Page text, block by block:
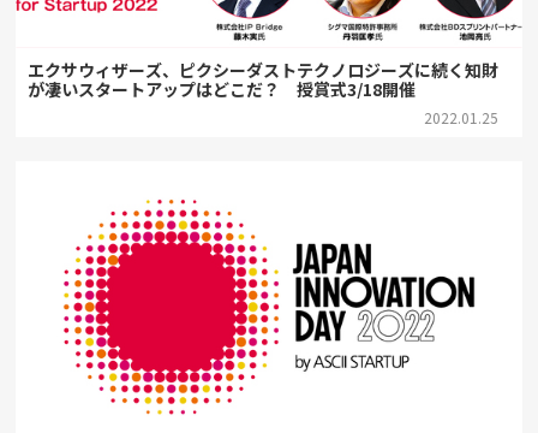
エクサウィザーズ、ピクシーダストテクノロジーズに続く知財
が凄いスタートアップはどこだ？ 授賞式3/18開催
2022.01.25